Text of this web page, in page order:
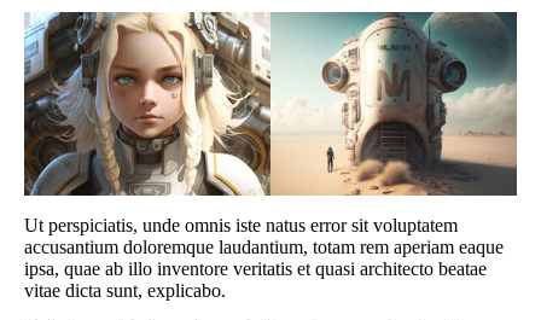
Ut perspiciatis, unde omnis iste natus error sit voluptatem
accusantium doloremque laudantium, totam rem aperiam eaque
ipsa, quae ab illo inventore veritatis et quasi architecto beatae
vitae dicta sunt, explicabo.